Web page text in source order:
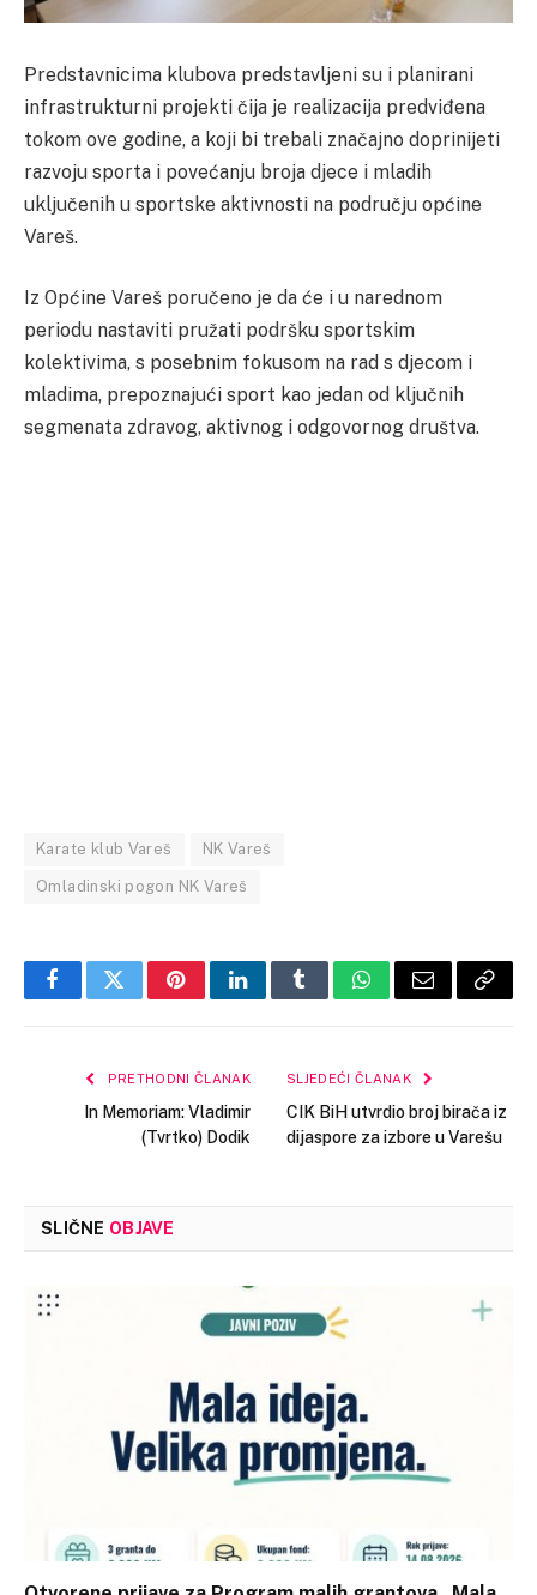
Predstavnicima klubova predstavljeni su i planirani
infrastrukturni projekti čija je realizacija predviđena
tokom ove godine, a koji bi trebali značajno doprinijeti
razvoju sporta i povećanju broja djece i mladih
uključenih u sportske aktivnosti na području općine
Vareš.
Iz Općine Vareš poručeno je da će i u narednom
periodu nastaviti pružati podršku sportskim
kolektivima, s posebnim fokusom na rad s djecom i
mladima, prepoznajući sport kao jedan od ključnih
segmenata zdravog, aktivnog i odgovornog društva.
Karate klub Vareš NK Vareš
Omladinski pogon NK Vareš
FacebookTwitterPinterestLinkedInTumblrWhatsApp
Email Copy
PRETHODNI ČLANAK
In Memoriam: Vladimir
(Tvrtko) Dodik
SLJEDEĆI ČLANAK
CIK BiH utvrdio broj birača iz
dijaspore za izbore u Varešu
SLIČNE OBJAVE